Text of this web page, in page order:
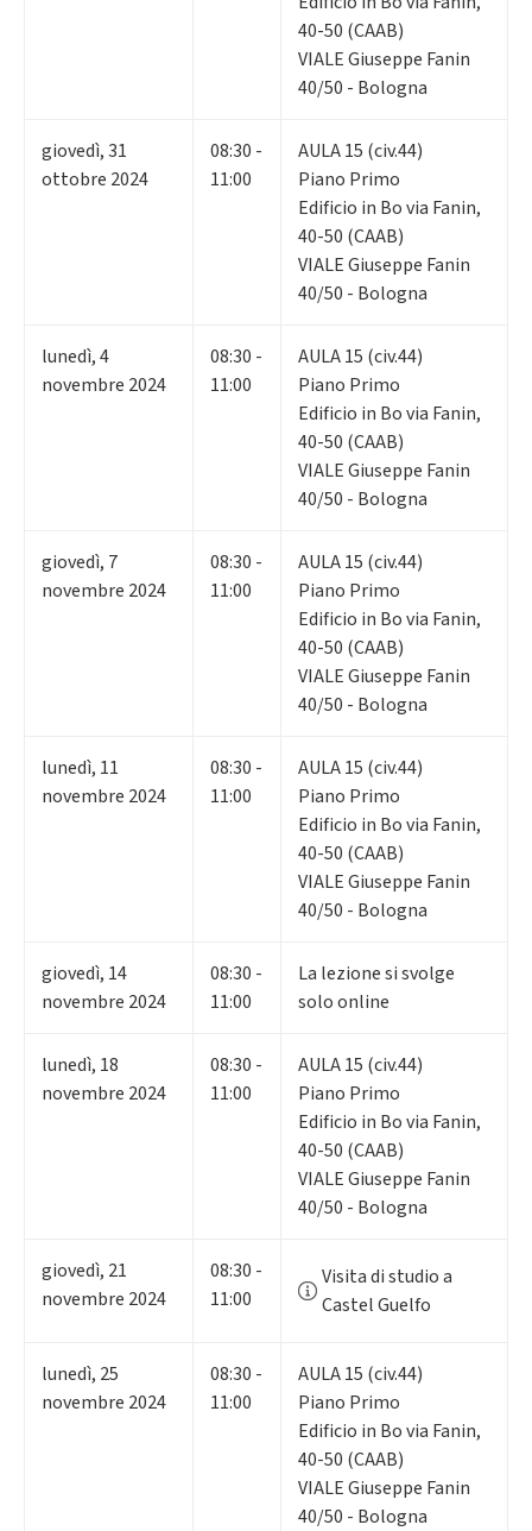
40-50 (CAAB)
VIALE Giuseppe Fanin
40/50 - Bologna
giovedì,31
ottobre 2024
08:30 -
11:00
AULA 15 (civ.44)
Piano Primo
Edificio in Bo via Fanin,
40-50 (CAAB)
VIALE Giuseppe Fanin
40/50 - Bologna
lunedì,4
novembre 2024
08:30 -
11:00
AULA 15 (civ.44)
Piano Primo
Edificio in Bo via Fanin,
40-50 (CAAB)
VIALE Giuseppe Fanin
40/50 - Bologna
giovedì, 7
novembre 2024
08:30 -
11:00
AULA 15 (civ.44)
Piano Primo
Edificio in Bo via Fanin,
40-50 (CAAB)
VIALE Giuseppe Fanin
40/50 - Bologna
lunedì, 11
novembre 2024
08:30 -
11:00
AULA 15 (civ.44)
Piano Primo
Edificio in Bo via Fanin,
40-50 (CAAB)
VIALE Giuseppe Fanin
40/50 - Bologna
giovedì, 14
novembre 2024
08:30 -
11:00
La lezione si svolge
solo online
lunedì, 18
novembre 2024
08:30 -
11:00
AULA 15 (civ.44)
Piano Primo
Edificio in Bo via Fanin,
40-50 (CAAB)
VIALE Giuseppe Fanin
40/50 - Bologna
giovedì, 21
novembre 2024
08:30 -
11:00
Visita di studio a
Castel Guelfo
lunedì, 25
novembre 2024
08:30 -
11:00
AULA 15 (civ.44)
Piano Primo
Edificio in Bo via Fanin,
40-50 (CAAB)
VIALE Giuseppe Fanin
40/50 - Bologna